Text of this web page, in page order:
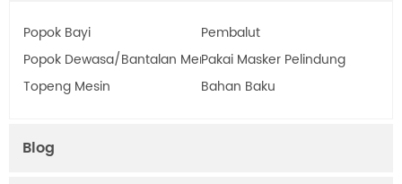
Popok Bayi
Pembalut
Popok Dewasa/Bantalan MenyusuiPakai Masker Pelindung
Topeng Mesin
Bahan Baku
Blog